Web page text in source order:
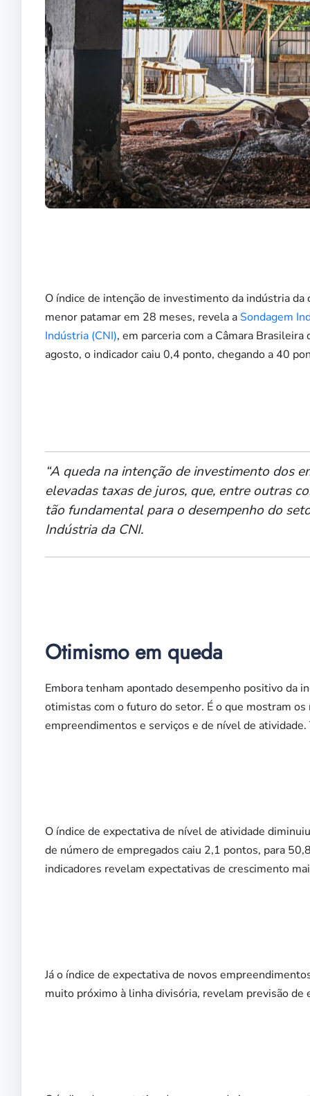
O índice de intenção de investimento da indústria
menor patamar em 28 meses, revela a Sondagem
Indústria (CNI), em parceria com a Câmara Brasileira
agosto, o indicador caiu 0,4 ponto, chegando a 40
“A queda na intenção de investimento dos
elevadas taxas de juros, que, entre outras
tão fundamental para o desempenho do
Indústria da CNI.
Otimismo em queda
Embora tenham apontado desempenho positivo da
otimistas com o futuro do setor. É o que mostram
empreendimentos e serviços e de nível de
O índice de expectativa de nível de atividade
de número de empregados caiu 2,1 pontos, para
indicadores revelam expectativas de crescimento
Já o índice de expectativa de novos
muito próximo à linha divisória, revelam previsão